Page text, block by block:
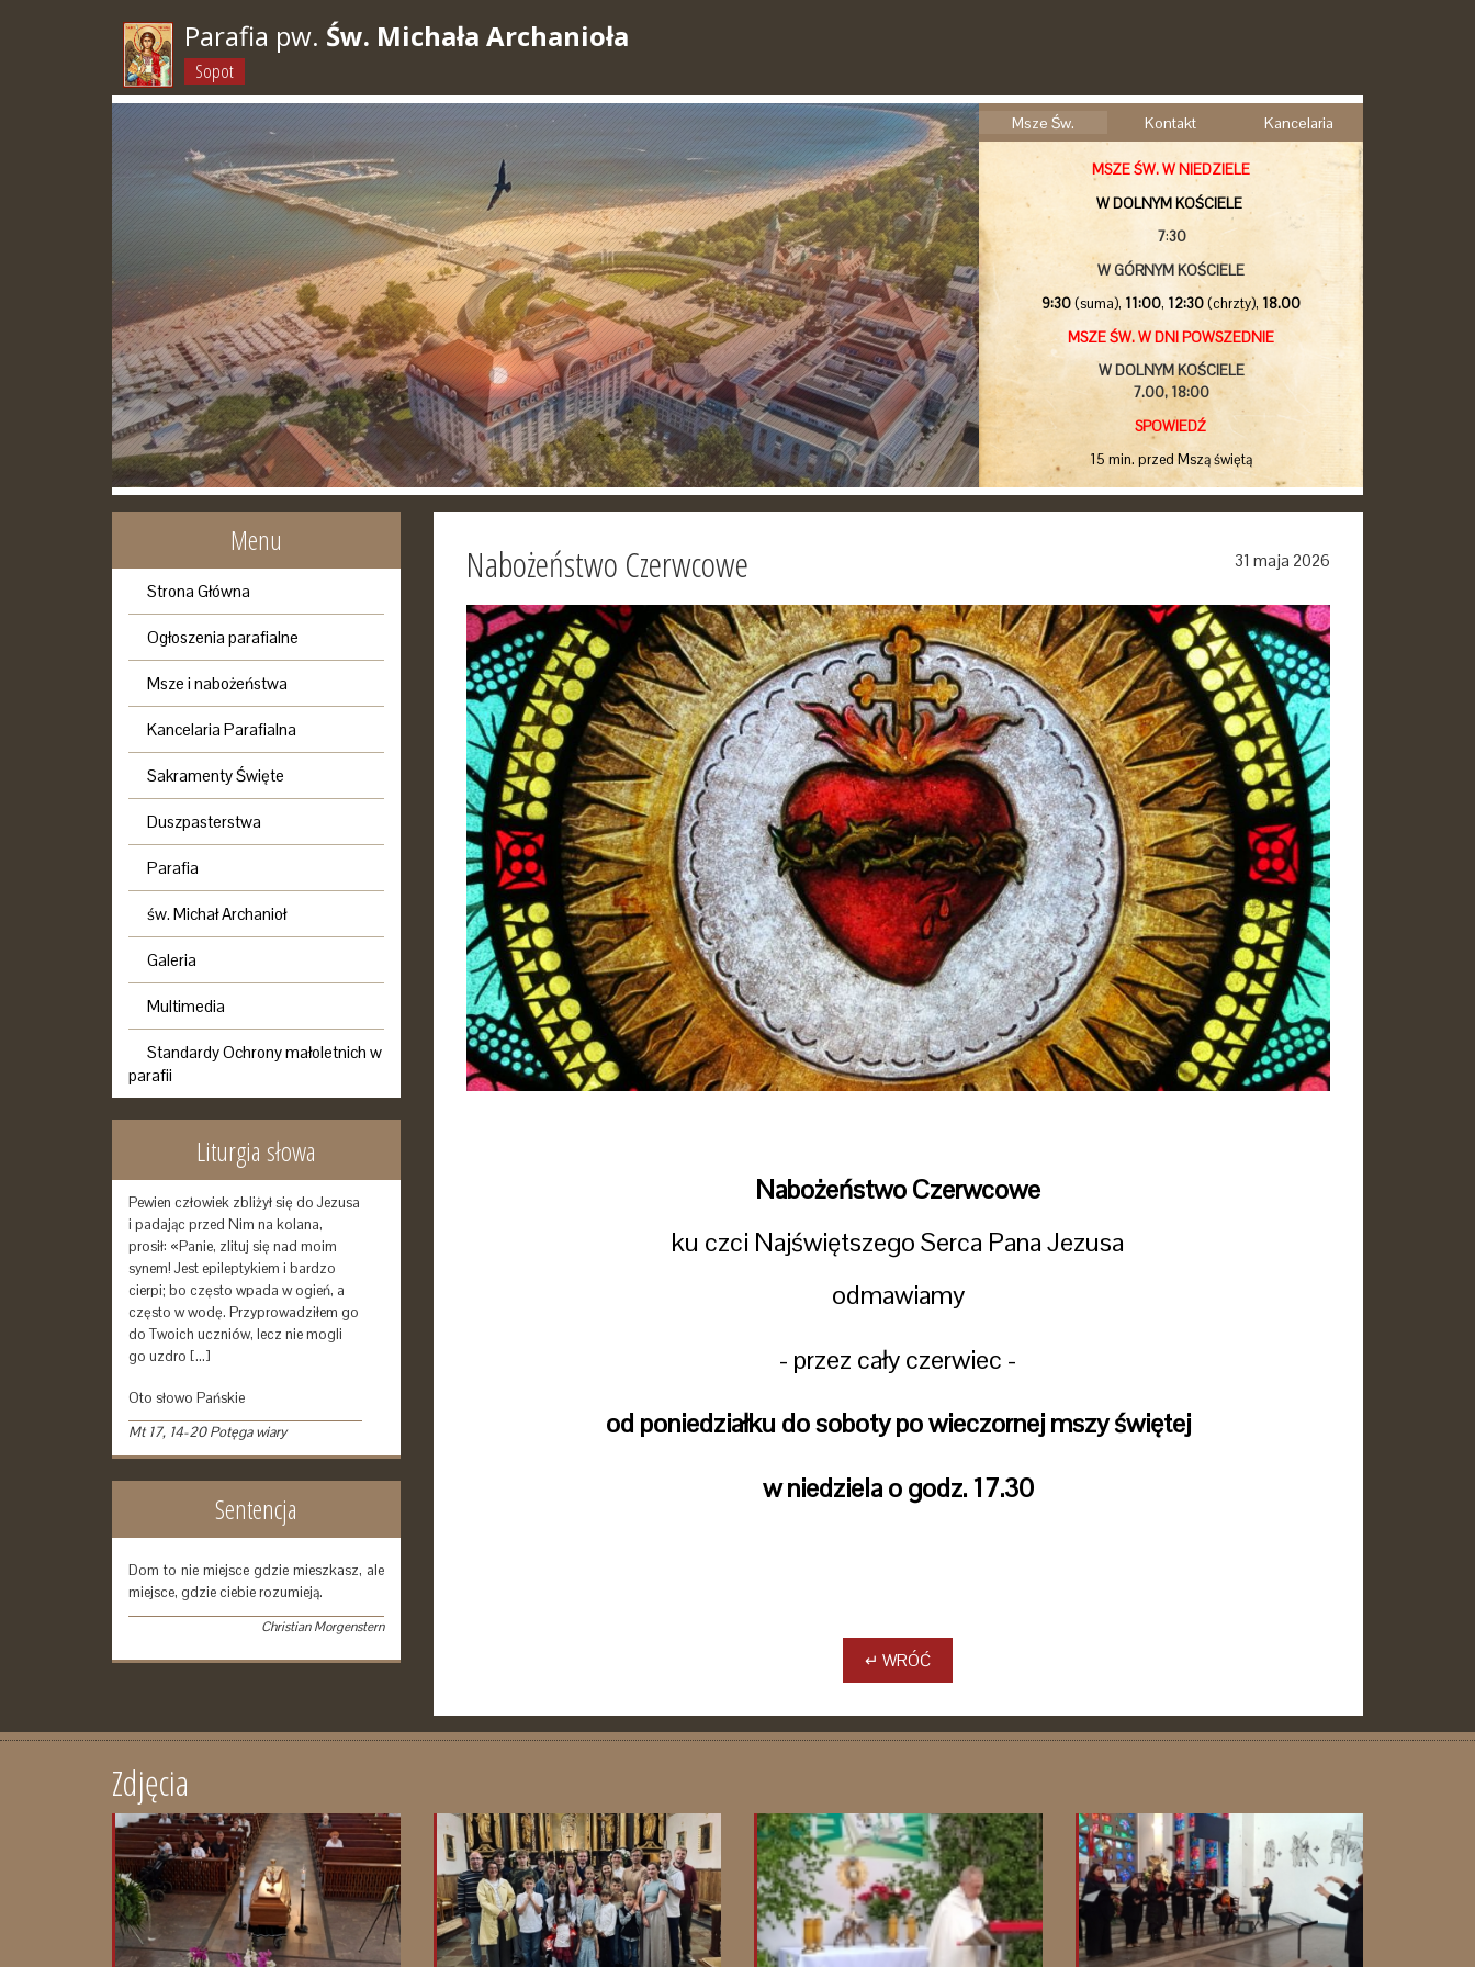
Parafia pw. Św. Michała Archanioła
Sopot
Msze Św. Kontakt Kancelaria
MSZE ŚW. W NIEDZIELE
W DOLNYM KOŚCIELE
7:30
W GÓRNYM KOŚCIELE
9:30(suma), 11:00, 12:30(chrzty), 18.00
MSZE ŚW. W DNI POWSZEDNIE
W DOLNYM KOŚCIELE
7.00, 18:00
SPOWIEDŹ
15 min. przed Mszą świętą
Menu
Strona Główna
Ogłoszenia parafialne
Msze i nabożeństwa
Kancelaria Parafialna
Sakramenty Święte
Duszpasterstwa
Parafia
św. Michał Archanioł
Galeria
Multimedia
Standardy Ochrony małoletnich w
parafii
Liturgia słowa
Pewien człowiek zbliżył się do Jezusa
i padając przed Nim na kolana,
prosił: «Panie, zlituj się nad moim
synem! Jest epileptykiem i bardzo
cierpi; bo często wpada w ogień, a
często w wodę. Przyprowadziłem go
do Twoich uczniów, lecz nie mogli
go uzdro […]
Oto słowo Pańskie
Mt 17, 14-20 Potęga wiary
Sentencja
Dom to nie miejsce gdzie mieszkasz, ale
miejsce, gdzie ciebie rozumieją.
Christian Morgenstern
31 maja 2026
Nabożeństwo Czerwcowe
Nabożeństwo Czerwcowe
ku czci Najświętszego Serca Pana Jezusa
odmawiamy
- przez cały czerwiec -
od poniedziałku do soboty po wieczornej mszy świętej
w niedziela o godz. 17.30
↵ WRÓĆ
Zdjęcia